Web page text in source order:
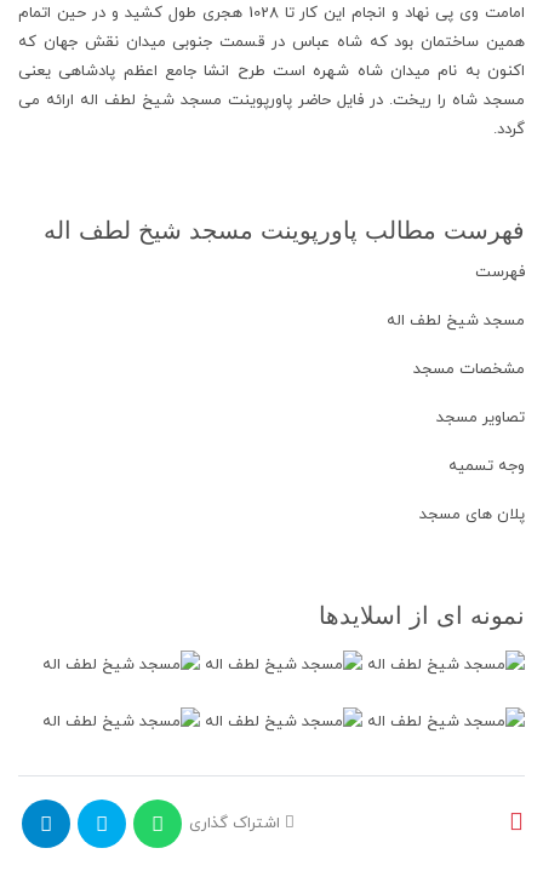
امامت وى پى نهاد و انجام این کار تا 1028 هجرى طول کشید و در حین اتمام
همین ساختمان بود که شاه عباس در قسمت جنوبى میدان نقش جهان که
اکنون به نام میدان شاه شهره است طرح انشا جامع اعظم پادشاهى یعنى
مسجد شاه را ریخت. در فایل حاضر پاورپوینت مسجد شیخ لطف اله ارائه می
گردد.
فهرست مطالب پاورپوینت مسجد شیخ لطف اله
فهرست
مسجد شیخ لطف اله
مشخصات مسجد
تصاویر مسجد
وجه تسمیه
پلان های مسجد
نمونه ای از اسلایدها
اشتراک گذاری